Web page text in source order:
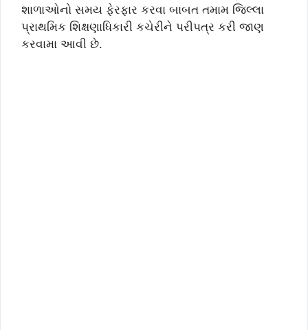
શાળાઓનો સમય ફેરફાર કરવા બાબત તમામ જિલ્લા
પ્રાથમિક શિક્ષણાધિકારી કચેરીને પરીપત્ર કરી જાણ
કરવામા આવી છે.